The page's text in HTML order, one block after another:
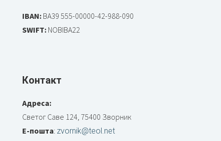
IBAN:BA39 555-00000-42-988-090
SWIFT:NOBIBA22
Контакт
Адреса:
Светог Саве 124, 75400 Зворник
Е-пошта: zvornik@teol.net